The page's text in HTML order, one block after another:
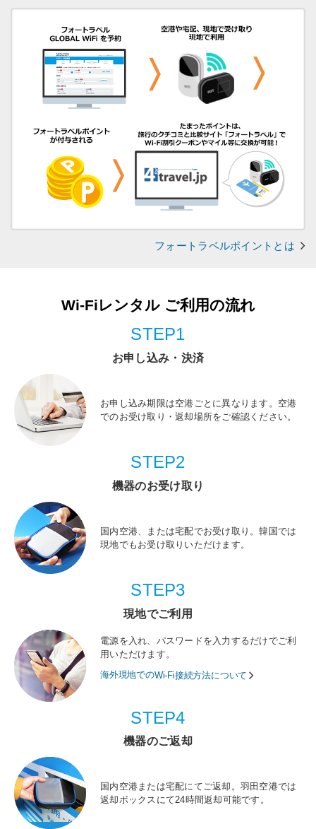
フォートラベルポイントとは
Wi-Fiレンタル ご利用の流れ
STEP1
お申し込み・決済
お申し込み期限は空港ごとに異なります。空港
でのお受け取り・返却場所をご確認ください。
STEP2
機器のお受け取り
国内空港、または宅配でお受け取り。韓国では
現地でもお受け取りいただけます。
STEP3
現地でご利用
電源を入れ、パスワードを入力するだけでご利
用いただけます。
海外現地でのWi-Fi接続方法について
STEP4
機器のご返却
国内空港または宅配にてご返却。羽田空港では
返却ボックスにて24時間返却可能です。